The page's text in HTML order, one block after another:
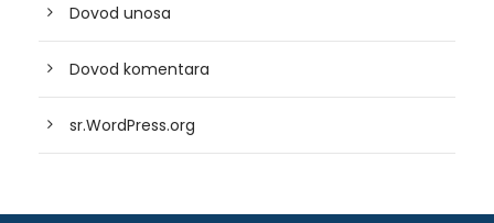
Dovod unosa
Dovod komentara
sr.WordPress.org